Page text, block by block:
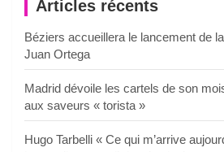
Articles récents
Béziers accueillera le lancement de
Juan Ortega
Madrid dévoile les cartels de son
aux saveurs « torista »
Hugo Tarbelli « Ce qui m’arrive